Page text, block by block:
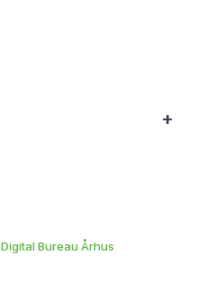
+
Digital Bureau Århus